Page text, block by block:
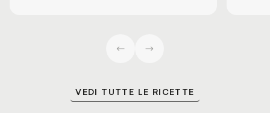
VEDI TUTTE LE RICETTE